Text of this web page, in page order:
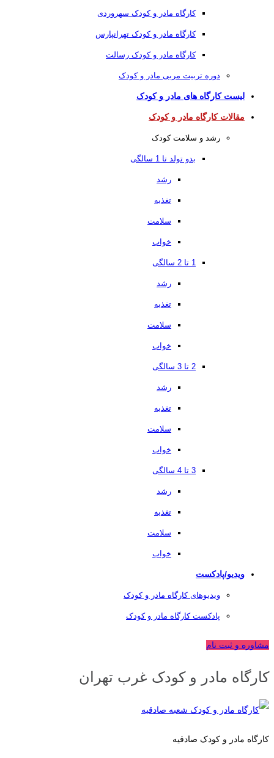
کارگاه مادر و کودک سهروردی
کارگاه مادر و کودک تهرانپارس
کارگاه مادر و کودک رسالت
دوره تربیت مربی مادر و کودک
لیست کارگاه های مادر و کودک
مقالات کارگاه مادر و کودک
رشد و سلامت کودک
بدو تولد تا 1 سالگی
رشد
تغذیه
سلامت
خواب
1 تا 2 سالگی
رشد
تغذیه
سلامت
خواب
2 تا 3 سالگی
رشد
تغذیه
سلامت
خواب
3 تا 4 سالگی
رشد
تغذیه
سلامت
خواب
ویدیو/پادکست
ویدیوهای کارگاه مادر و کودک
پادکست کارگاه مادر و کودک
مشاوره و ثبت نام
کارگاه مادر و کودک غرب تهران
کارگاه مادر و کودک صادقیه